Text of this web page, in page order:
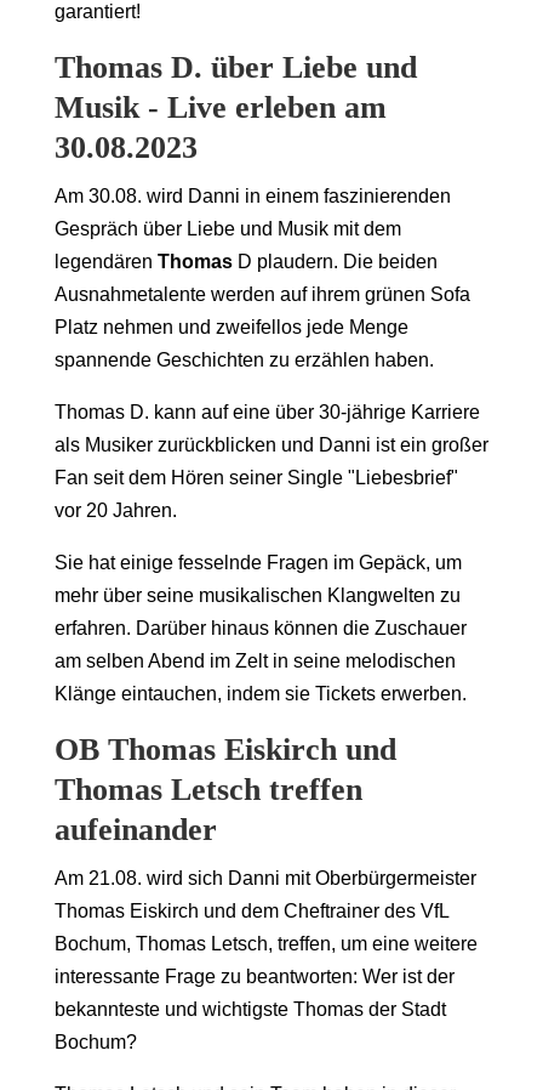
garantiert!
Thomas D. über Liebe und
Musik - Live erleben am
30.08.2023
Am 30.08. wird Danni in einem faszinierenden
Gespräch über Liebe und Musik mit dem
legendären Thomas D plaudern. Die beiden
Ausnahmetalente werden auf ihrem grünen Sofa
Platz nehmen und zweifellos jede Menge
spannende Geschichten zu erzählen haben.
Thomas D. kann auf eine über 30-jährige Karriere
als Musiker zurückblicken und Danni ist ein großer
Fan seit dem Hören seiner Single "Liebesbrief"
vor 20 Jahren.
Sie hat einige fesselnde Fragen im Gepäck, um
mehr über seine musikalischen Klangwelten zu
erfahren. Darüber hinaus können die Zuschauer
am selben Abend im Zelt in seine melodischen
Klänge eintauchen, indem sie Tickets erwerben.
OB Thomas Eiskirch und
Thomas Letsch treffen
aufeinander
Am 21.08. wird sich Danni mit Oberbürgermeister
Thomas Eiskirch und dem Cheftrainer des VfL
Bochum, Thomas Letsch, treffen, um eine weitere
interessante Frage zu beantworten: Wer ist der
bekannteste und wichtigste Thomas der Stadt
Bochum?